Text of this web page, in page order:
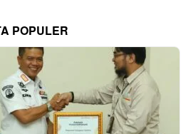
POPULER